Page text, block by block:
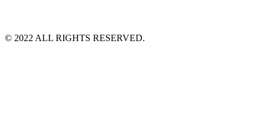
©️ 2022 ALL RIGHTS RESERVED.